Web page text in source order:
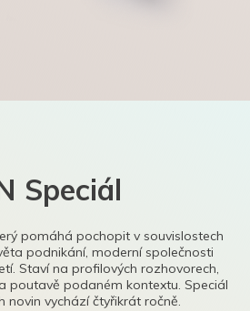
Speciál
pomáhá pochopit v souvislostech
podnikání, moderní společnosti
Staví na profilových rozhovorech,
poutavě podaném kontextu. Speciál
novin vychází čtyřikrát ročně.